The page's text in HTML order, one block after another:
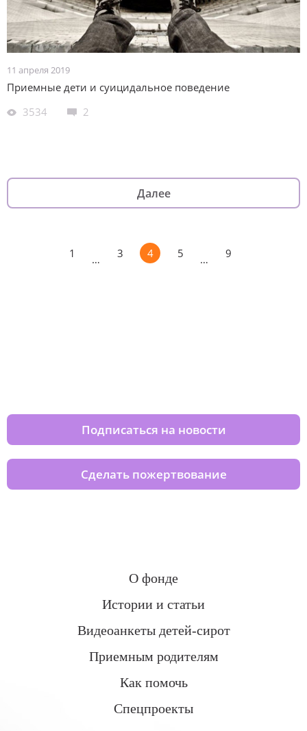
11 апреля 2019
Приемные дети и суицидальное поведение
3534
2
Далее
1 … 3 4 5 … 9
Подписаться на новости
Сделать пожертвование
О фонде
Истории и статьи
Видеоанкеты детей-сирот
Приемным родителям
Как помочь
Спецпроекты